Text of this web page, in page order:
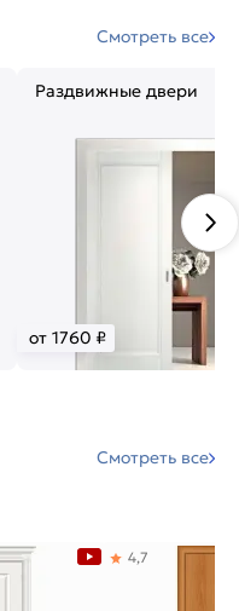
Смотреть все
Раздвижные двери
от 1760 ₽
Смотреть все
4,7